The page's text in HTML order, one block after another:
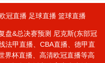
冠直播 足球直播 篮球直播
盘&总决赛预测 尼克斯(东部冠
法甲直播、CBA直播、德甲直
界杯直播、高清欧冠直播等高